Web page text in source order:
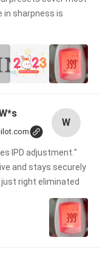
in sharpness is
W
IPD adjustment.
and stays securely
right eliminated！